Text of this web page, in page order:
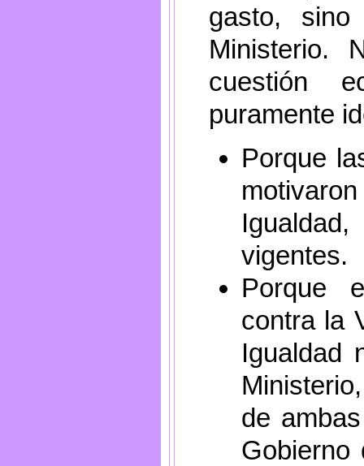
gasto,
Ministerio.
cuestión
puramente
Porque
vigentes.
Porque
contra la
Igualdad
de
Gobierno